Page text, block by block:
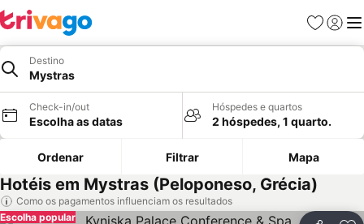
Favoritos
Iniciar
Destino
Mystras
Check-in/out
Escolha as datas
Hóspedes e quartos
2 hóspedes, 1 quarto.
Ordenar Filtrar Mapa
Hotéis em Mystras (Peloponeso, Grécia)
Como os pagamentos influenciam os resultados
Escolha popular